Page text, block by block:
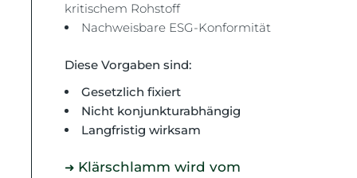
kritischem Rohstoff
Nachweisbare ESG-Konformität
Diese Vorgaben sind:
Gesetzlich fixiert
Nicht konjunkturabhängig
Langfristig wirksam
➜ Klärschlamm wird vom